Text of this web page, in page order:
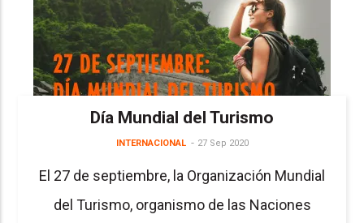
Día Mundial del Turismo
INTERNACIONAL 27 Sep 2020
El 27 de septiembre, la Organización Mundial
del Turismo, organismo de las Naciones